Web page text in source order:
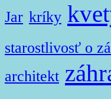
Jar kríky
starostlivosť o
architekt